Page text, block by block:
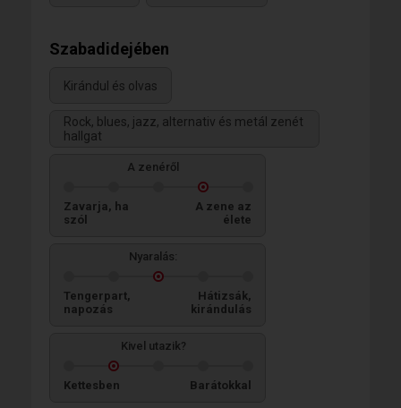
Szabadidejében
Kirándul és olvas
Rock, blues, jazz, alternativ és metál zenét
hallgat
A zenéről
Zavarja, ha
szól
A zene az
élete
Nyaralás:
Tengerpart,
napozás
Hátizsák,
kirándulás
Kivel utazik?
Kettesben Barátokkal